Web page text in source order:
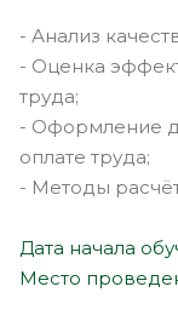
- Анализ
- Оценка
труда;
- Оформление
оплате труда;
- Методы
Дата начала
Место